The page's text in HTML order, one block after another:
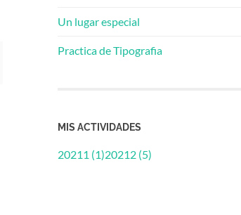
Un lugar especial
Practica de Tipografia
MIS ACTIVIDADES
20211 (1)20212 (5)